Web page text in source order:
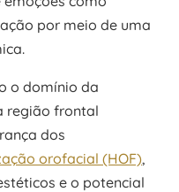
por meio de uma
o domínio da
região frontal
dos
orofacial (HOF),
e o potencial